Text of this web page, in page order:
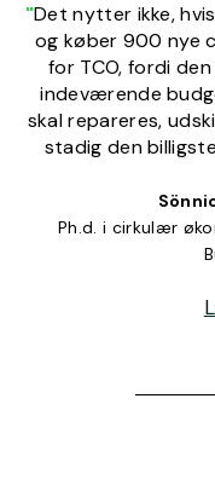
"Det nytter ikke,
og køber 900 nye
for TCO, fordi
indeværende
skal repareres,
stadig den
Ph.d. i cirkulær